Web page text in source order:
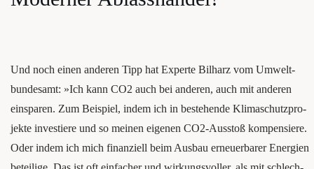
Und noch einen ande­ren Tipp hat Exper­te Bil­harz vom Umwelt­
bun­des­amt: »Ich kann CO2 auch bei ande­ren, auch mit ande­ren
ein­spa­ren. Zum Bei­spiel, indem ich in bestehen­de Kli­ma­schutz­pro­
jek­te inves­tie­re und so mei­nen eige­nen CO2-Aus­stoß kom­pen­sie­re.
Oder indem ich mich finan­zi­ell beim Aus­bau erneu­er­ba­rer Ener­gien